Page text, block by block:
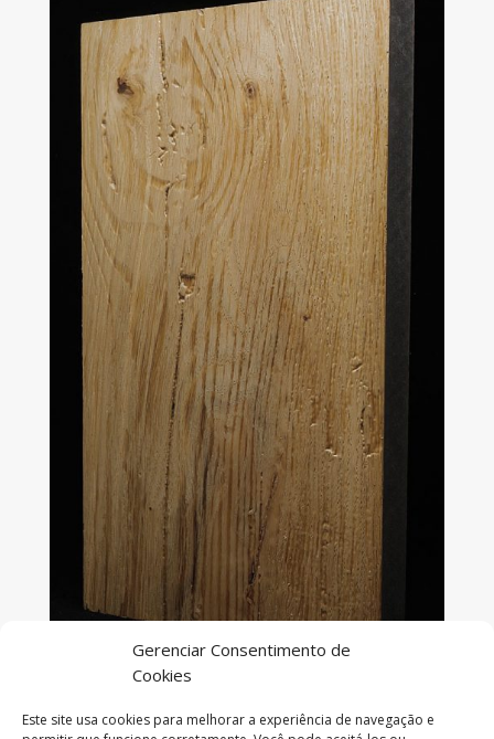
Gerenciar Consentimento de
Cookies
Este site usa cookies para melhorar a experiência de navegação e